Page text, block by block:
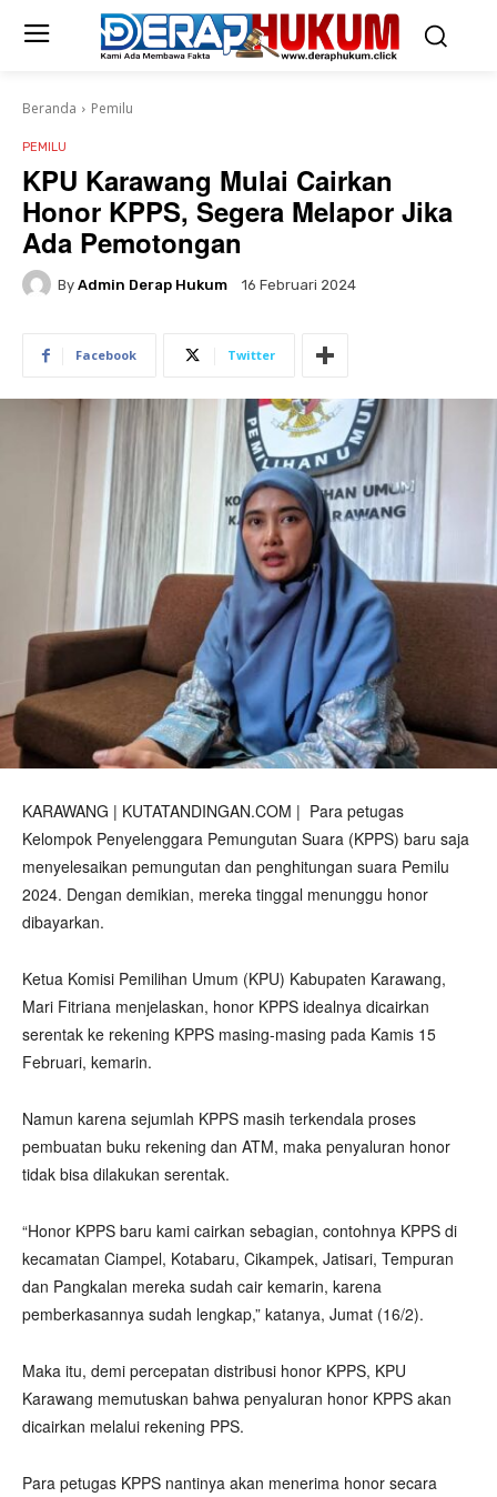
Beranda Pemilu
PEMILU
KPU Karawang Mulai Cairkan
Honor KPPS, Segera Melapor Jika
Ada Pemotongan
By Admin Derap Hukum 16 Februari 2024
Facebook Twitter
KARAWANG | KUTATANDINGAN.COM | Para petugas
Kelompok Penyelenggara Pemungutan Suara (KPPS) baru saja
menyelesaikan pemungutan dan penghitungan suara Pemilu
2024. Dengan demikian, mereka tinggal menunggu honor
dibayarkan.
Ketua Komisi Pemilihan Umum (KPU) Kabupaten Karawang,
Mari Fitriana menjelaskan, honor KPPS idealnya dicairkan
serentak ke rekening KPPS masing-masing pada Kamis 15
Februari, kemarin.
Namun karena sejumlah KPPS masih terkendala proses
pembuatan buku rekening dan ATM, maka penyaluran honor
tidak bisa dilakukan serentak.
“Honor KPPS baru kami cairkan sebagian, contohnya KPPS di
kecamatan Ciampel, Kotabaru, Cikampek, Jatisari, Tempuran
dan Pangkalan mereka sudah cair kemarin, karena
pemberkasannya sudah lengkap,” katanya, Jumat (16/2).
Maka itu, demi percepatan distribusi honor KPPS, KPU
Karawang memutuskan bahwa penyaluran honor KPPS akan
dicairkan melalui rekening PPS.
Para petugas KPPS nantinya akan menerima honor secara